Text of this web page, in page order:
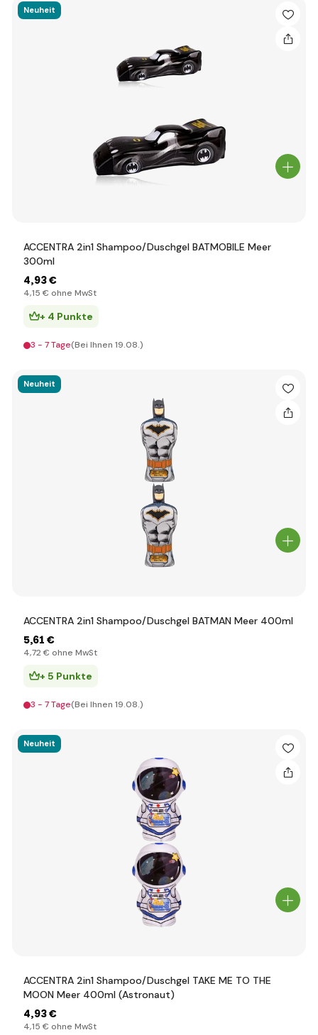
Neuheit
ACCENTRA 2in1 Shampoo/Duschgel BATMOBILE Meer
300ml
4,93 €
4,15 € ohne MwSt
+ 4 Punkte
3 - 7 Tage(Bei Ihnen 19.08.)
Neuheit
ACCENTRA 2in1 Shampoo/Duschgel BATMAN Meer 400ml
5,61 €
4,72 € ohne MwSt
+ 5 Punkte
3 - 7 Tage(Bei Ihnen 19.08.)
Neuheit
ACCENTRA 2in1 Shampoo/Duschgel TAKE ME TO THE
MOON Meer 400ml (Astronaut)
4,93 €
4,15 € ohne MwSt